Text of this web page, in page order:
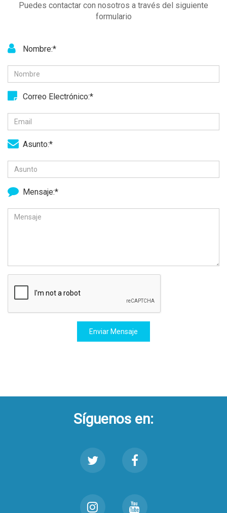
Puedes contactar con nosotros a través del siguiente
formulario
Nombre:*
Correo Electrónico:*
Asunto:*
Mensaje:*
Enviar Mensaje
Síguenos en: